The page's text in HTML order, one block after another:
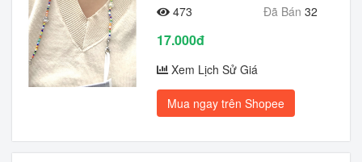
473 Đã Bán 32
17.000đ
Xem Lịch Sử Giá
Mua ngay trên Shopee